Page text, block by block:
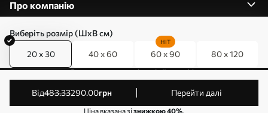
Виберіть розмір (ШхВ см)
20 x 30 40 x 60 60 x 90
HIT
80 x 120
від483.33290.00грн Перейти далі
Ціна вказана зізнижкою 40%.
Про компанію
0800357223
Редагування дозволів на файли cookie
© 2011-2026 Art-holst. Усі права захищені. Власник:
ТОВ “КЛЄВЄР”. Код ЄДРПОУ: 31780602.